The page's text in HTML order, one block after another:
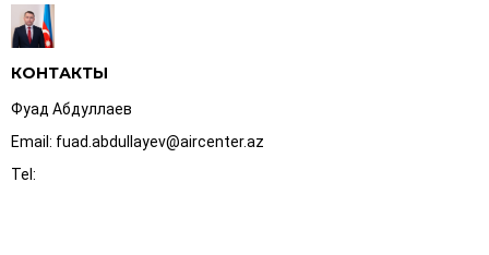
КОНТАКТЫ
Фуад Абдуллаев
Email: fuad.abdullayev@aircenter.az
Tel: